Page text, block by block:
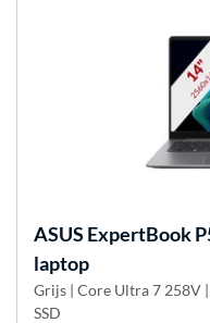
ASUS ExpertBook
laptop
Grijs | Core Ultra 7 258V
SSD